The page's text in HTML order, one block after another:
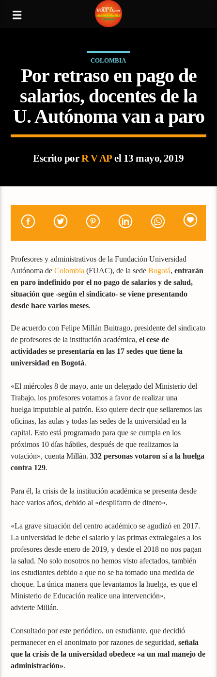
COLOMBIA
Por retraso en pago de
salarios, docentes de la
U. Autónoma van a paro
Escrito porR V APel 13 mayo, 2019
Profesores y administrativos de la Fundación Universidad
Autónoma deColombia (FUAC), de la sedeBogotá,entrarán
en paro indefinido por el no pago de salarios y de salud,
situación que -según el sindicato- se viene presentando
desde hace varios meses.
De acuerdo con Felipe Millán Buitrago, presidente del sindicato
de profesores de la institución académica,el cese de
actividades se presentaría en las 17 sedes que tiene la
universidad en Bogotá.
«El miércoles 8 de mayo, ante un delegado del Ministerio del
Trabajo, los profesores votamos a favor de realizar una
huelga imputable al patrón. Eso quiere decir que sellaremos las
oficinas, las aulas y todas las sedes de la universidad en la
capital. Esto está programado para que se cumpla en los
próximos 10 días hábiles, después de que realizamos la
votación», cuenta Millán.332 personas votaron sí a la huelga
contra 129.
Para él, la crisis de la institución académica se presenta desde
hace varios años, debido al «despilfarro de dinero».
«La grave situación del centro académico se agudizó en 2017.
La universidad le debe el salario y las primas extralegales a los
profesores desde enero de 2019, y desde el 2018 no nos pagan
la salud. No solo nosotros no hemos visto afectados, también
los estudiantes debido a que no se ha tomado una medida de
choque. La única manera que levantamos la huelga, es que el
Ministerio de Educación realice una intervención»,
advierte Millán.
Consultado por este periódico, un estudiante, que decidió
permanecer en el anonimato por razones de seguridad,señala
que la crisis de la universidad obedece «a un mal manejo de
administración».